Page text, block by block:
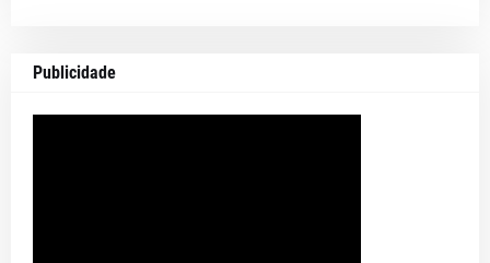
Publicidade